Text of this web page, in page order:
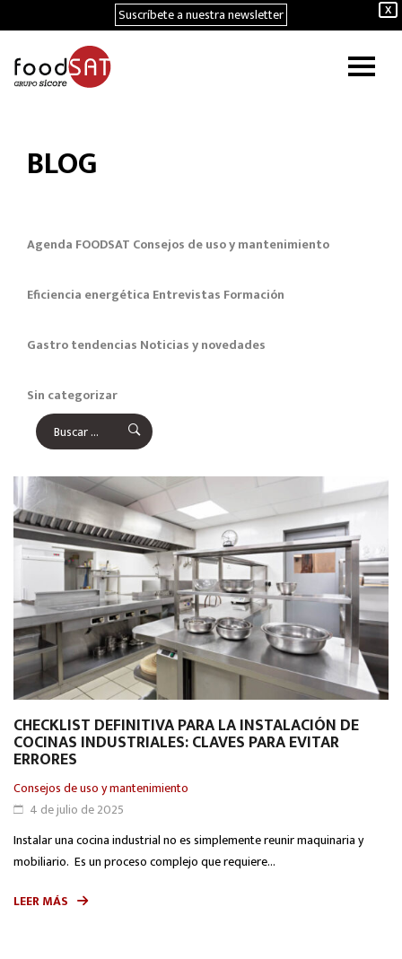
X
Suscríbete a nuestra newsletter
BLOG
Agenda FOODSAT Consejos de uso y mantenimiento
Eficiencia energética Entrevistas Formación
Gastro tendencias Noticias y novedades
Sin categorizar
CHECKLIST DEFINITIVA PARA LA INSTALACIÓN DE
COCINAS INDUSTRIALES: CLAVES PARA EVITAR
ERRORES
Consejos de uso y mantenimiento
4 de julio de 2025
Instalar una cocina industrial no es simplemente reunir maquinaria y
mobiliario. Es un proceso complejo que requiere...
LEER MÁS